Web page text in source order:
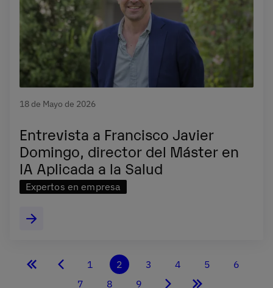
18 de Mayo de 2026
Entrevista a Francisco Javier
Domingo, director del Máster en
IA Aplicada a la Salud
Expertos en empresa
PrimeraPágina
anterior
Página
1
Página
actual
2 Página
3 Página
4 Página
5 Página
6
7 8 9